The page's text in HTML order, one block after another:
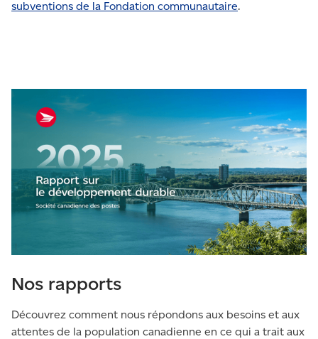
subventions de la Fondation communautaire.
Nos rapports
Découvrez comment nous répondons aux besoins et aux
attentes de la population canadienne en ce qui a trait aux